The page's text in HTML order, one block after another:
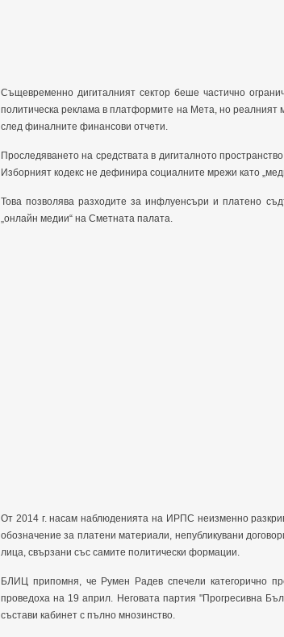
Същевременно дигиталният сектор беше частично
политическа реклама в платформите на Мета, но
след финалните финансови отчети.
Проследяването на средствата в дигиталното
Изборният кодекс не дефинира социалните мрежи като
Това позволява разходите за инфлуенсъри и платено
„онлайн медии“ на Сметната палата.
От 2014 г. насам наблюденията на ИРПС неизменно
обозначение за платени материали, непубликувани
лица, свързани със самите политически формации.
БЛИЦ припомня, че Румен Радев спечели категорично
проведоха на 19 април. Неговата партия "Прогресивна
състави кабинет с пълно мнозинство.